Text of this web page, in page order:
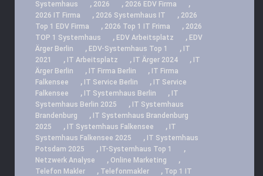
Systemhaus , 2026 , 2026 EDV Firma ,
2026 IT Firma , 2026 Systemhaus IT , 2026
Top 1 EDV Firma
, 2026 Top 1 IT Frima , 2026
TOP 1 Systemhaus
, EDV Arbeitsplatz , EDV
Ärger Berlin
, EDV-Systemhaus Top 1 , IT
2021
, IT Arbeitsplatz , IT Ärger 2024 , IT
Ärger Berlin
, IT Firma Berlin , IT Firma
Falkensee
, IT Service Berlin , IT Service
Falkensee
, IT Systemhaus Berlin , IT
Systemhaus Berlin 2025
, IT Systemhaus
Brandenburg
, IT Systemhaus Brandenburg
2025
, IT Systemhaus Falkensee , IT
Systemhaus Falkensee 2025
, IT Systemhaus
Potsdam 2025
, IT-Systemhaus Top 1 ,
Netzwerk Analyse , Online Marketing ,
Telefon Makler , Telefonmakler , Top 1 IT